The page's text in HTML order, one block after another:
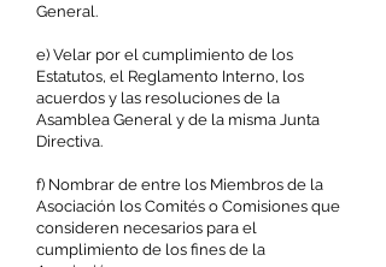
General.
e) Velar por el cumplimiento de los
Estatutos, el Reglamento Interno, los
acuerdos y las resoluciones de la
Asamblea General y de la misma Junta
Directiva.
f) Nombrar de entre los Miembros de la
Asociación los Comités o Comisiones que
consideren necesarios para el
cumplimiento de los fines de la